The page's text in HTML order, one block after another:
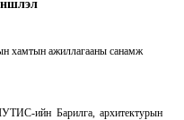
хамтын ажиллагааны санамж
ийн Барилга, архитектурын